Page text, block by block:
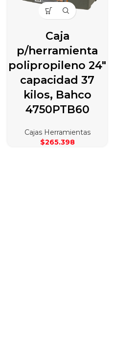
Caja
p/herramienta
polipropileno 24″
capacidad 37
kilos, Bahco
4750PTB60
Cajas Herramientas
$265.398